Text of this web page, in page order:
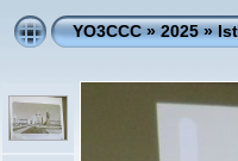
YO3CCC»2025»